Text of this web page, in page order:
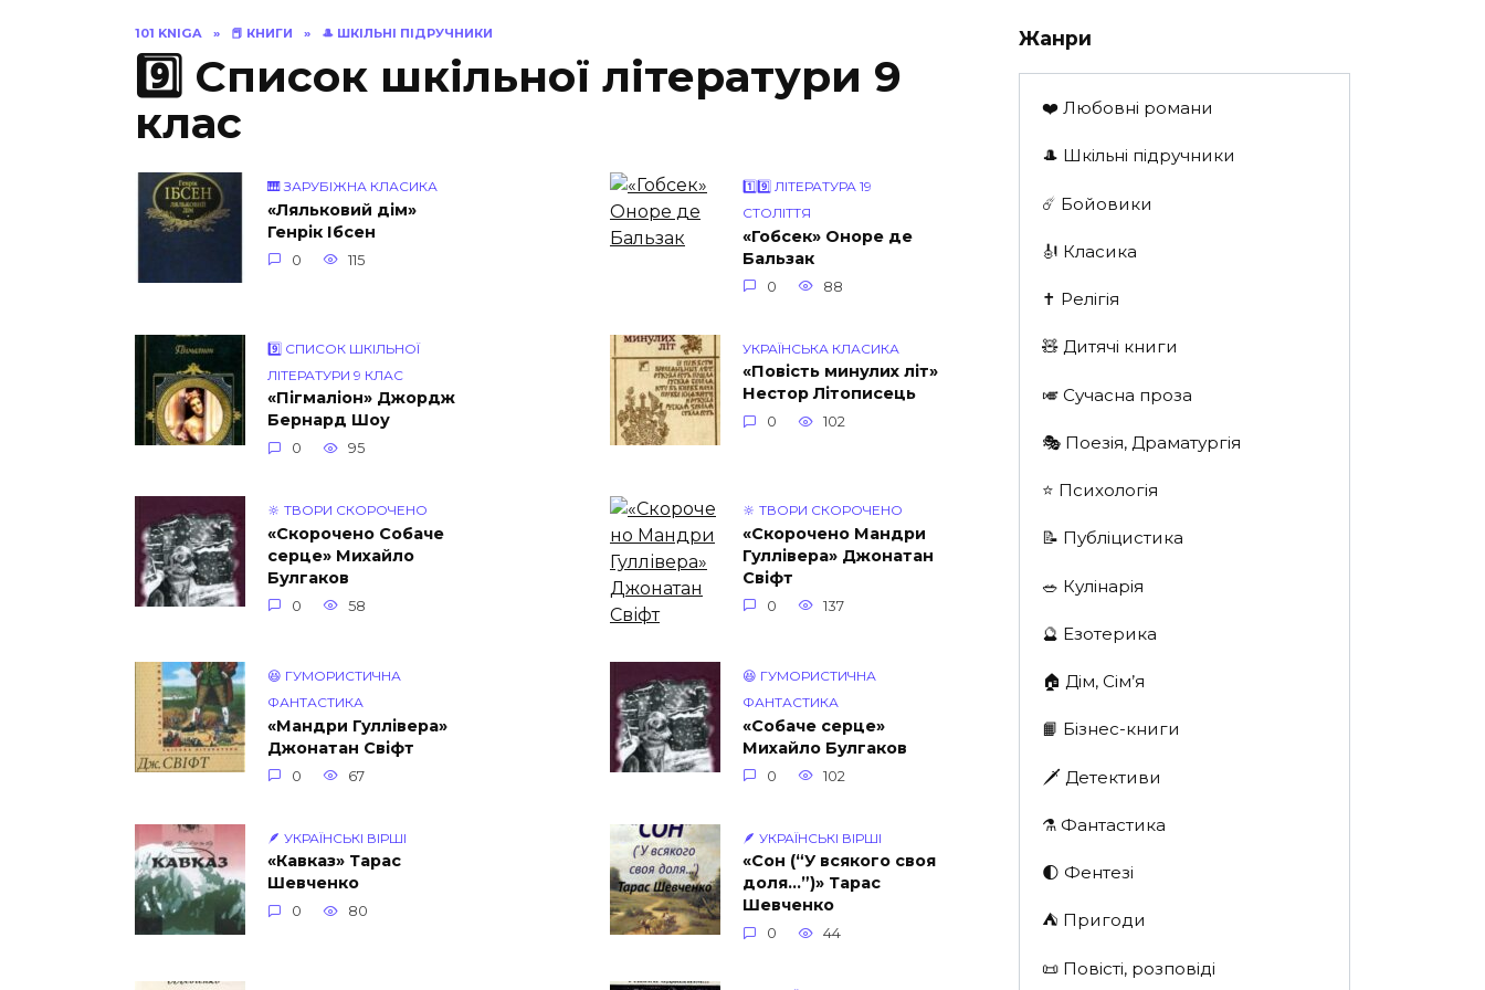
101 KNIGA » 📕 КНИГИ » 🎩 ШКІЛЬНІ ПІДРУЧНИКИ
9️⃣ Список шкільної літератури 9
клас
🎹 ЗАРУБІЖНА КЛАСИКА
«Ляльковий дім»
Генрік Ібсен
0 115
1️⃣9️⃣ ЛІТЕРАТУРА 19
СТОЛІТТЯ
«Гобсек» Оноре де
Бальзак
0 88
9️⃣ СПИСОК ШКІЛЬНОЇ
ЛІТЕРАТУРИ 9 КЛАС
«Пігмаліон» Джордж
Бернард Шоу
0 95
УКРАЇНСЬКА КЛАСИКА
«Повість минулих літ»
Нестор Літописець
0 102
🔆 ТВОРИ СКОРОЧЕНО
«Скорочено Собаче
серце» Михайло
Булгаков
0 58
🔆 ТВОРИ СКОРОЧЕНО
«Скорочено Мандри
Гуллівера» Джонатан
Свіфт
0 137
😆 ГУМОРИСТИЧНА
ФАНТАСТИКА
«Мандри Гуллівера»
Джонатан Свіфт
0 67
😆 ГУМОРИСТИЧНА
ФАНТАСТИКА
«Собаче серце»
Михайло Булгаков
0 102
🪶 УКРАЇНСЬКІ ВІРШІ
«Кавказ» Тарас
Шевченко
0 80
🪶 УКРАЇНСЬКІ ВІРШІ
«Сон (“У всякого своя
доля…”)» Тарас
Шевченко
0 44
Жанри
❤️ Любовні романи
🎩 Шкільні підручники
☄️ Бойовики
🎻 Класика
✝️ Релігія
🧸 Дитячі книги
🎺 Сучасна проза
🎭 Поезія, Драматургія
⭐️ Психологія
📝 Публіцистика
🥗 Кулінарія
🔮 Езотерика
🏠 Дім, Сім’я
📙 Бізнес-книги
🗡 Детективи
⚗️ Фантастика
🌓 Фентезі
⛺️ Пригоди
📜 Повісті, розповіді